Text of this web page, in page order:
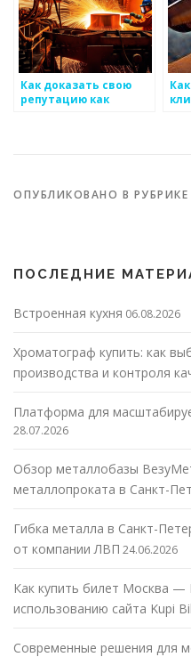
Как доказать свою
репутацию как
ОПУБЛИКОВАНО В РУБРИКЕ
ПОСЛЕДНИЕ
Встроенная кухня 06.08.2026
Хроматограф купить: как
производства и контроля
Платформа для
28.07.2026
Обзор металлобазы
металлопроката в Санкт-
Гибка металла в Санкт-
от компании ЛВП 24.06.2026
Как купить билет Москва —
использованию сайта Kupi
Современные решения для